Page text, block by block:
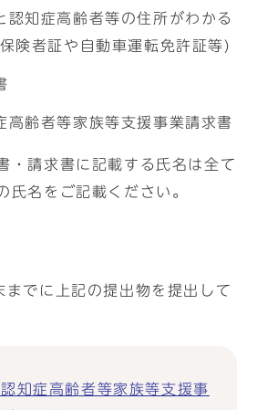
認知症高齢者等の住所がわかる
険者証や自動車運転免許証等)
高齢者等家族等支援事業請求書
・請求書に記載する氏名は全て
氏名をご記載ください。
までに上記の提出物を提出して
認知症高齢者等家族等支援事